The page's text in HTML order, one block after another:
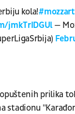
kola!
jmkTrIDGUl—
prilika
stadionu